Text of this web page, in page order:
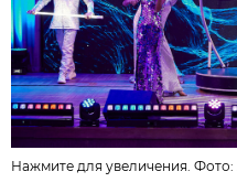
Нажмите для увеличения. Фото: